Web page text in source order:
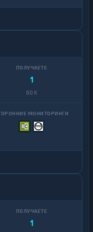
1
60 K
1